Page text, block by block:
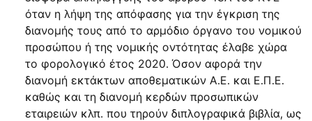
όταν η λήψη της απόφασης για την έγκριση της
διανομής τους από το αρμόδιο όργανο του νομικού
προσώπου ή της νομικής οντότητας έλαβε χώρα
το φορολογικό έτος 2020. Όσον αφορά την
διανομή εκτάκτων αποθεματικών Α.Ε. και Ε.Π.Ε.
καθώς και τη διανομή κερδών προσωπικών
εταιρειών κλπ. που τηρούν διπλογραφικά βιβλία, ως